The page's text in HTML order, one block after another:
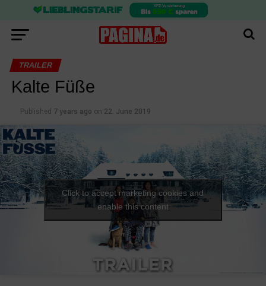
TRAILER
Kalte Füße
Published 7 years ago on 22. June 2019
Click to accept marketing cookies and
enable this content